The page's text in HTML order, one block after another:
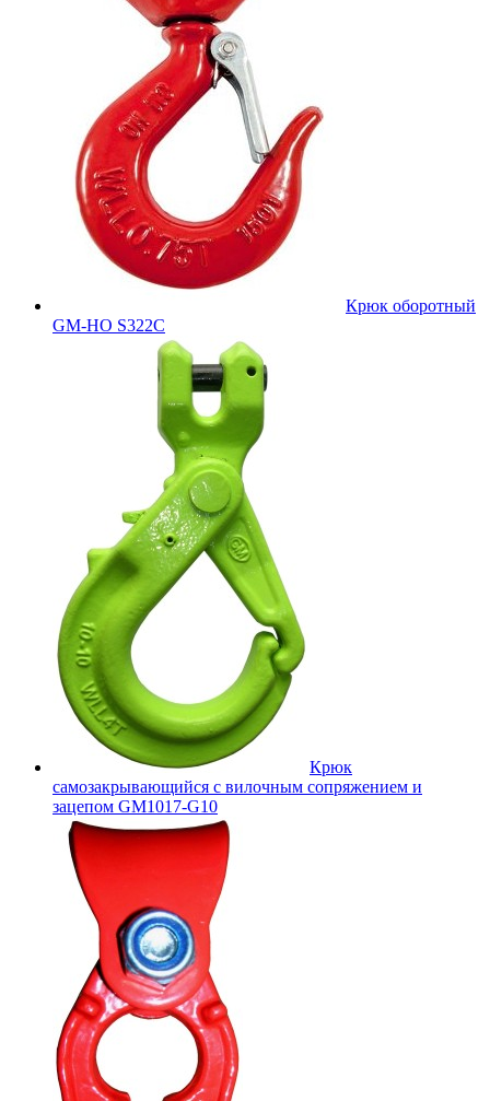
Крюк оборотный
GM-HO S322C
Крюк
самозакрывающийся с вилочным сопряжением и
зацепом GM1017-G10